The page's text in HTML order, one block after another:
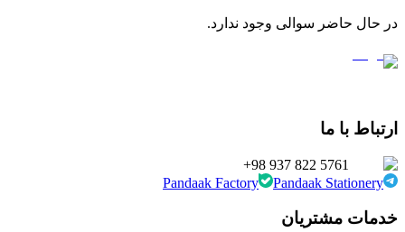
در حال حاضر سوالی وجود ندارد.
ارتباط با ما
+98 937 822 5761
Pandaak Factory
Pandaak Stationery
خدمات مشتریان